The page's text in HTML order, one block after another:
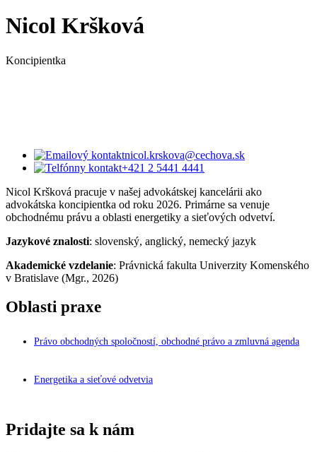
Nicol Kršková
Koncipientka
nicol.krskova@cechova.sk
+421 2 5441 4441
Nicol Kršková pracuje v našej advokátskej kancelárii ako
advokátska koncipientka od roku 2026. Primárne sa venuje
obchodnému právu a oblasti energetiky a sieťových odvetví.
Jazykové znalosti: slovenský, anglický, nemecký jazyk
Akademické vzdelanie: Právnická fakulta Univerzity Komenského
v Bratislave (Mgr., 2026)
Oblasti praxe
Právo obchodných spoločností, obchodné právo a zmluvná agenda
Energetika a sieťové odvetvia
Pridajte sa k nám